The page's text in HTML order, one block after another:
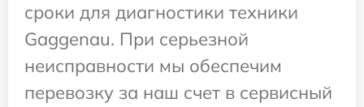
сроки для диагностики техники
Gaggenau. При серьезной
неисправности мы обеспечим
перевозку за наш счет в сервисный